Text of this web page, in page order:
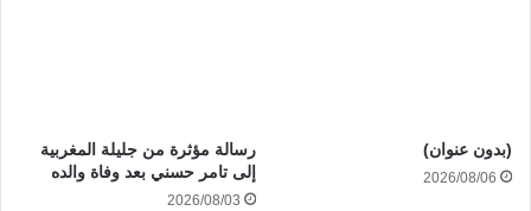
(بدون عنوان)
2026/08/06
رسالة مؤثرة من جليلة المغربية
إلى تامر حسني بعد وفاة والده
2026/08/03